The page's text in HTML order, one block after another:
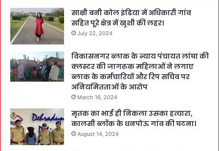
साक्षी बनी कोल इंडिया में अधिकारी गांव
सहित पूरे क्षेत्र में खुशी की लहर।
July 22, 2024
विकासनगर ब्लाक के न्याय पंचायत लांघा की
क्लस्टर की जागरुक महिलाओं ने लगाए
ब्लाक के कर्मचारियों और रिप सचिव पर
अनियमितताओं के आरोप
March 16, 2024
मृतक का भाई ही निकला उसका हत्यारा,
कालसी ब्लॉक के धनपोऊ गांव की घटना।
August 14, 2024